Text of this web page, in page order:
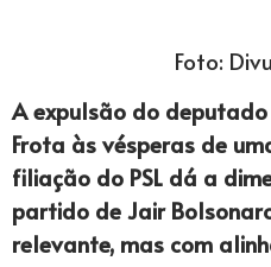
Foto:
A expulsão do
Frota às vésperas de
filiação do PSL dá a
partido de Jair
relevante, mas com